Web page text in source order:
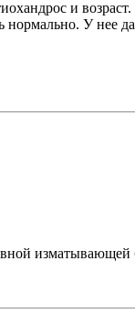
и возраст.
У нее
изматывающей